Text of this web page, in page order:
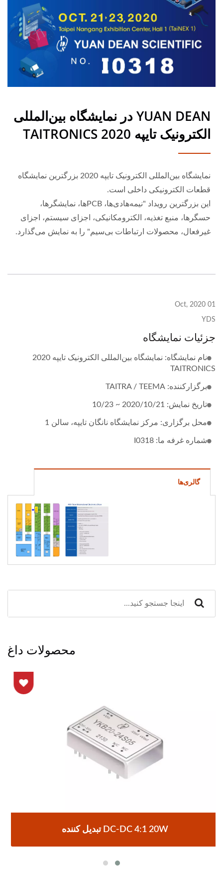
YUAN DEAN در نمایشگاه بین‌المللی
الکترونیک تایپه 2020 TAITRONICS
نمایشگاه بین‌المللی الکترونیک تایپه 2020 بزرگترین نمایشگاه
قطعات الکترونیکی داخلی است.
این بزرگترین رویداد "نیمه‌هادی‌ها، PCBها، نمایشگرها،
حسگرها، منبع تغذیه، الکترومکانیکی، اجزای سیستم، اجزای
غیرفعال، محصولات ارتباطات بی‌سیم" را به نمایش می‌گذارد.
01 Oct, 2020
YDS
جزئیات نمایشگاه
نام نمایشگاه: نمایشگاه بین‌المللی الکترونیک تایپه 2020
TAITRONICS
برگزارکننده: TAITRA / TEEMA
تاریخ نمایش: 2020/10/21 ~ 10/23
محل برگزاری: مرکز نمایشگاه نانگان تایپه، سالن 1
شماره غرفه ما: I0318
گالری‌ها
محصولات داغ
تبدیل کننده DC-DC 4:1 20W